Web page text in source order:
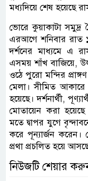
মধ্যদিয়ে শেষ হয়েছে
ভোরে কুয়াকাটা সমুদ্র
এরআগে শনিবার রাত
দর্শনের মাধ্যমে এ
এসময় শাঁখ বাজিয়ে,
ওঠে পুরো মন্দির
মেলা। সীমিত
হয়েছে। দর্শনার্থী,
মোতায়েন করা হয়েছে
মতে দ্বাপর যুগে
করে পূন্যার্জন করেন।
প্রথা প্রচলিত হয়ে
নিউজটি শেয়ার